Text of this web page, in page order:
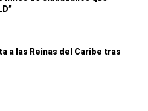
a las Reinas del Caribe tras